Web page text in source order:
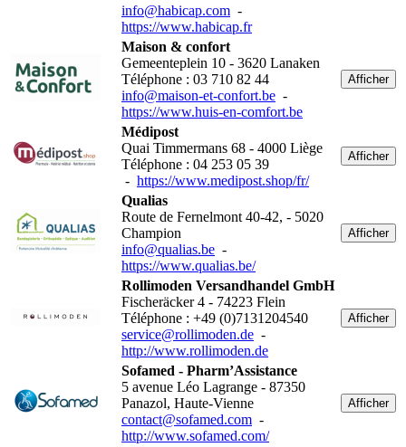
info@habicap.com -
https://www.habicap.fr
Maison & confort
Gemeenteplein 10 - 3620 Lanaken
Téléphone : 03 710 82 44
info@maison-et-confort.be -
https://www.huis-en-comfort.be
Afficher
Médipost
Quai Timmermans 68 - 4000 Liège
Téléphone : 04 253 05 39
- https://www.medipost.shop/fr/
Afficher
Qualias
Route de Fernelmont 40-42, - 5020
Champion
info@qualias.be -
https://www.qualias.be/
Afficher
Rollimoden Versandhandel GmbH
Fischeräcker 4 - 74223 Flein
Téléphone : +49 (0)7131204540
service@rollimoden.de -
http://www.rollimoden.de
Afficher
Sofamed - Pharm’Assistance
5 avenue Léo Lagrange - 87350
Panazol, Haute-Vienne
contact@sofamed.com -
http://www.sofamed.com/
Afficher